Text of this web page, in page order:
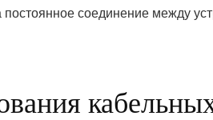
постоянное соединение между